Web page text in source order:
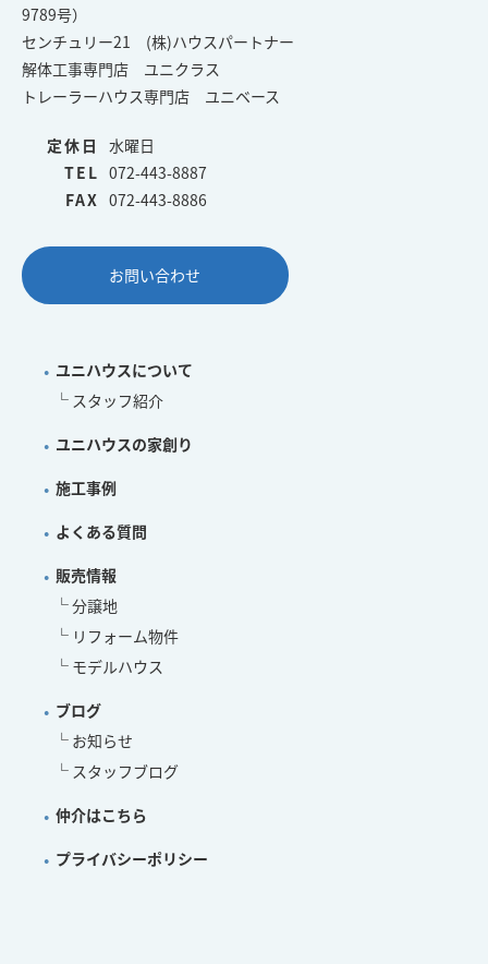
9789号）
センチュリー21 (株)ハウスパートナー
解体工事専門店 ユニクラス
トレーラーハウス専門店 ユニベース
定休日
水曜日
TEL 072-443-8887
FAX 072-443-8886
お問い合わせ
ユニハウスについて
スタッフ紹介
ユニハウスの家創り
施工事例
よくある質問
販売情報
分譲地
リフォーム物件
モデルハウス
ブログ
お知らせ
スタッフブログ
仲介はこちら
プライバシーポリシー